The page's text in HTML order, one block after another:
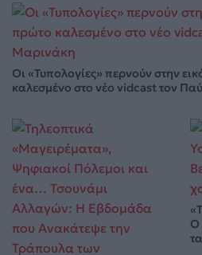
Οι «Τυπολογίες» περνούν στην
καλεσμένο στο νέο vidcast τον
Ο